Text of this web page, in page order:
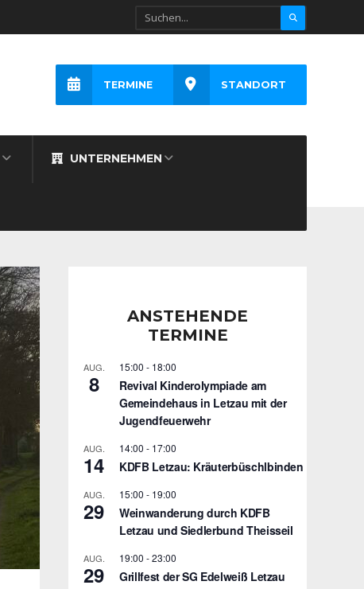
UNTERNEHMEN
TERMINE STANDORT
ANSTEHENDE
TERMINE
AUG.
8
15:00 - 18:00
Revival Kinderolympiade am
Gemeindehaus in Letzau mit der
Jugendfeuerwehr
AUG.
14
14:00 - 17:00
KDFB Letzau: Kräuterbüschlbinden
AUG.
29
15:00 - 19:00
Weinwanderung durch KDFB
Letzau und Siedlerbund Theisseil
AUG.
29
19:00 -23:00
Grillfest der SG Edelweiß Letzau